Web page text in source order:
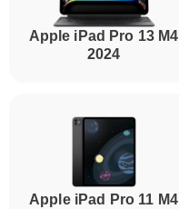
Apple iPad Pro 13 M4
2024
Apple iPad Pro 11 M4